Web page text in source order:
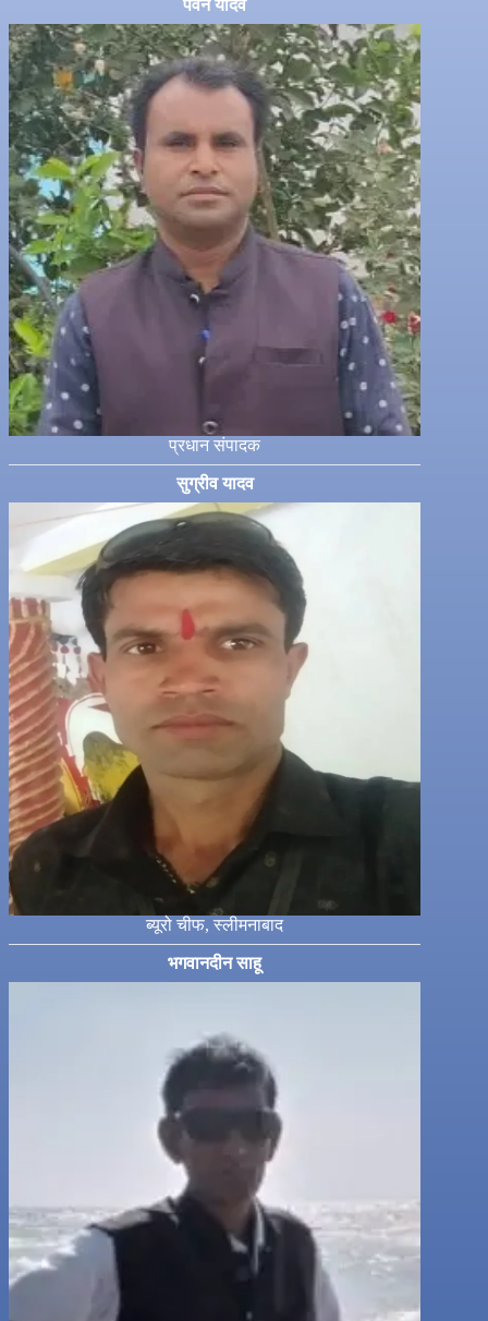
पवन यादव
प्रधान संपादक
सुग्रीव यादव
ब्यूरो चीफ, स्लीमनाबाद
भगवानदीन साहू